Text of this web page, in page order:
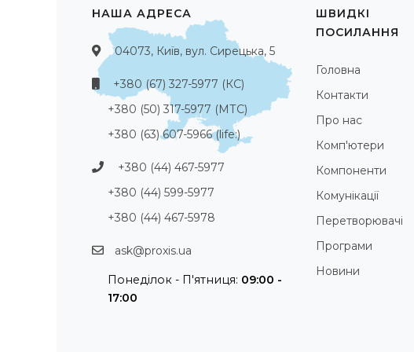
НАША АДРЕСА
04073, Київ, вул. Сирецька, 5
+380 (67) 327-5977 (КС)
+380 (50) 317-5977 (МТС)
+380 (63) 607-5966 (life:)
+380 (44) 467-5977
+380 (44) 599-5977
+380 (44) 467-5978
ask@proxis.ua
Понеділок - П'ятниця: 09:00 -
17:00
ШВИДКІ
ПОСИЛАННЯ
Головна
Контакти
Про нас
Комп'ютери
Компоненти
Комунікації
Перетворювачі
Програми
Новини